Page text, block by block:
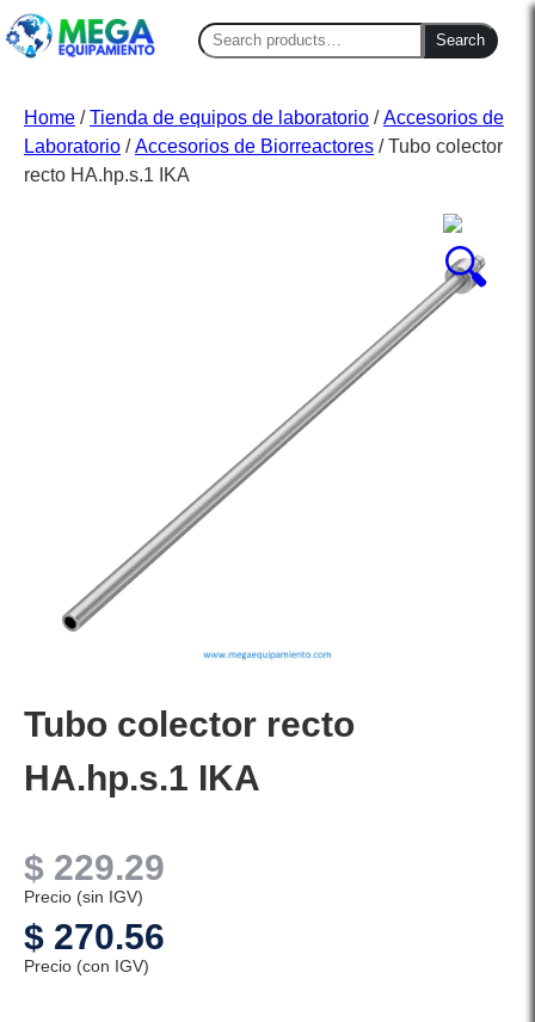
Search
for:
Search
Home /Tienda de equipos de laboratorio /Accesorios de
Laboratorio /Accesorios de Biorreactores / Tubo colector
recto HA.hp.s.1 IKA
Tubo colector recto
HA.hp.s.1 IKA
$ 229.29
Precio (sin IGV)
$ 270.56
Precio (con IGV)